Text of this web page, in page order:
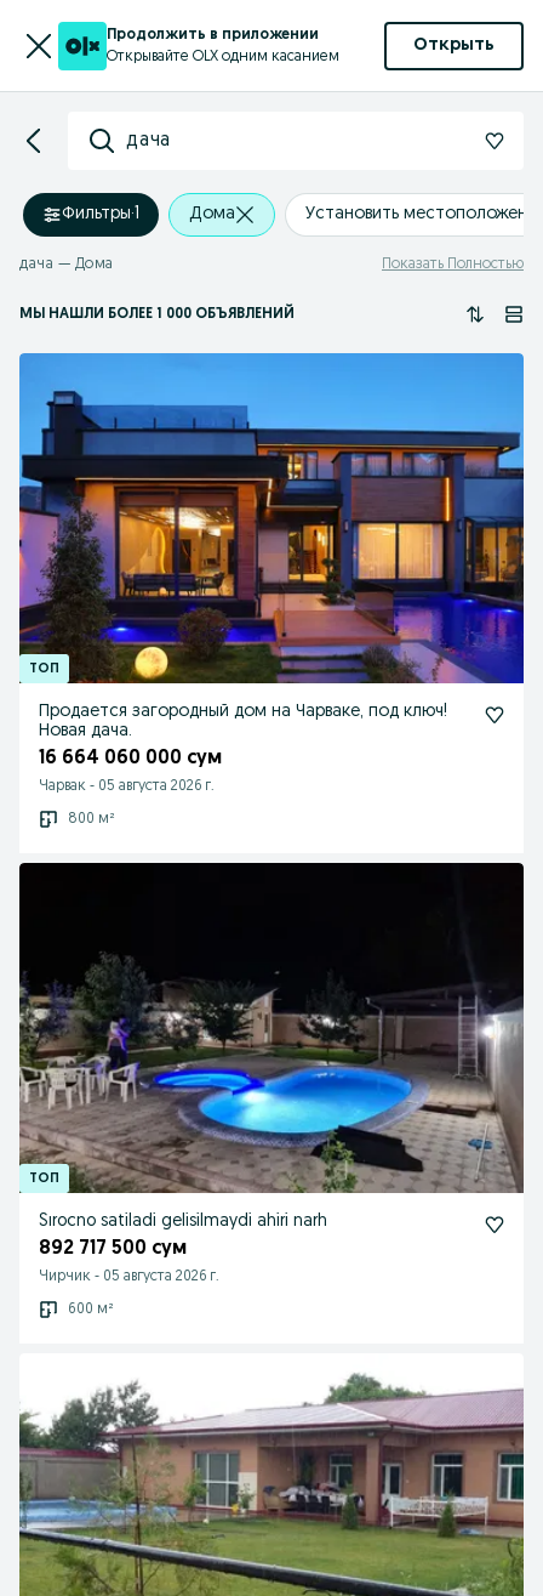
Продолжить в приложении
Открывайте OLX одним касанием
Открыть
дача
Фильтры·1 Дома Установить
дача — Дома Показать Полностью
МЫ НАШЛИ БОЛЕЕ 1 000 ОБЪЯВЛЕНИЙ
Продается загородный дом на Чарваке, под ключ!
Новая дача.
16 664 060 000 сум
Чарвак - 05 августа 2026 г.
800 м²
Sırocno satiladi gelisilmaydi ahiri narh
892 717 500 сум
Чирчик - 05 августа 2026 г.
600 м²